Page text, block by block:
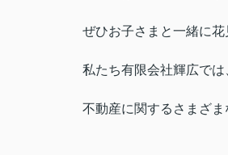
ぜひお子さまと一緒に
私たち有限会社輝広では
不動産に関するさまざ